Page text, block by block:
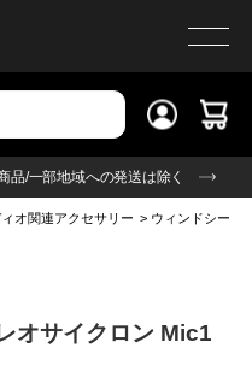
品/一部地域への発送は除く
オ関連アクセサリー > ウィンドシール
オサイクロン Mic1